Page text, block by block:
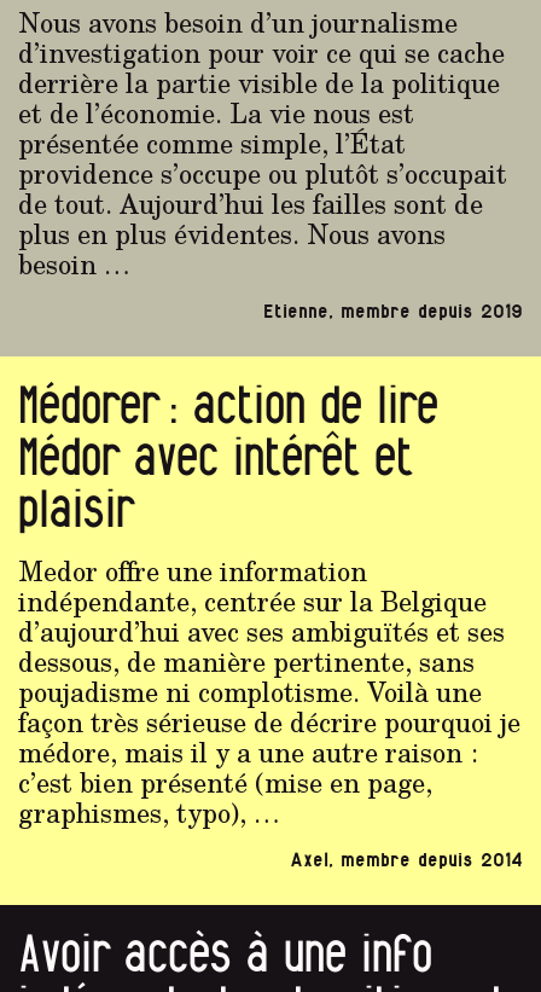
Nous avons besoin d’un journalisme
d’investigation pour voir ce qui se cache
derrière la partie visible de la politique
et de l’économie. La vie nous est
présentée comme simple, l’État
providence s’occupe ou plutôt s’occupait
de tout. Aujourd’hui les failles sont de
plus en plus évidentes. Nous avons
besoin …
Etienne, membre depuis 2019
Médorer : action de lire
Médor avec intérêt et
plaisir
Medor offre une information
indépendante, centrée sur la Belgique
d’aujourd’hui avec ses ambiguïtés et ses
dessous, de manière pertinente, sans
poujadisme ni complotisme. Voilà une
façon très sérieuse de décrire pourquoi je
médore, mais il y a une autre raison :
c’est bien présenté (mise en page,
graphismes, typo), …
Axel, membre depuis 2014
Avoir accès à une info